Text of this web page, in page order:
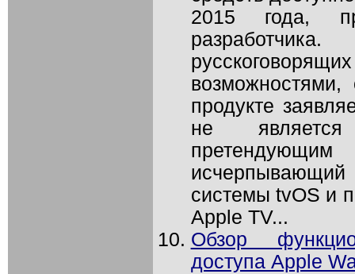
2015 года,
продукте
не является
исчерпывающий
системы tvOS и
Apple TV...
Обзор
доступа Apple